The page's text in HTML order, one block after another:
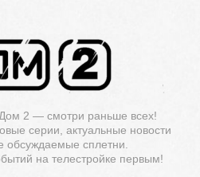
2 — смотри раньше всех!
серии, актуальные новости
обсуждаемые сплетни.
на телестройке первым!